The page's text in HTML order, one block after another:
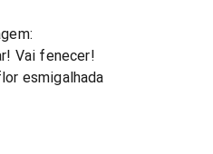
Vai fenecer!
esmigalhada